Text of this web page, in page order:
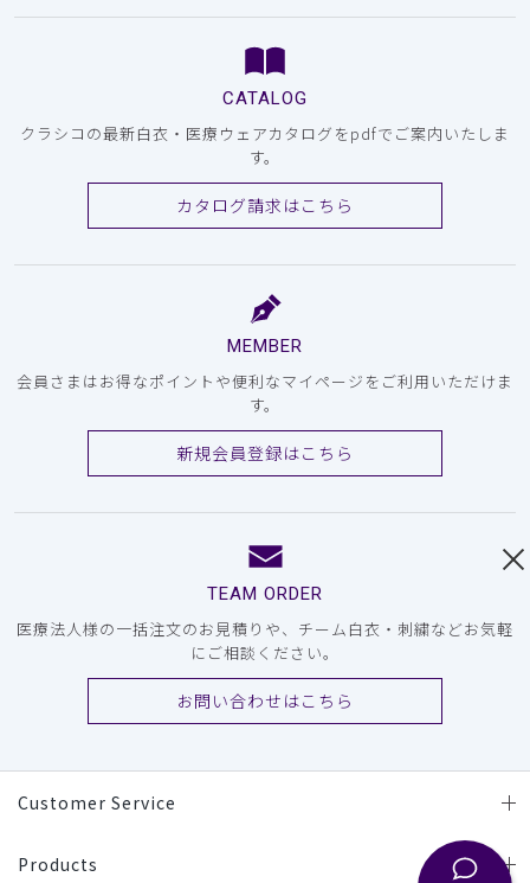
CATALOG
クラシコの最新白衣・医療ウェアカタログをpdfでご案内いたしま
す。
カタログ請求はこちら
MEMBER
会員さまはお得なポイントや便利なマイページをご利用いただけま
す。
新規会員登録はこちら
TEAM ORDER
医療法人様の一括注文のお見積りや、チーム白衣・刺繍などお気軽
にご相談ください。
お問い合わせはこちら
Customer Service
Products